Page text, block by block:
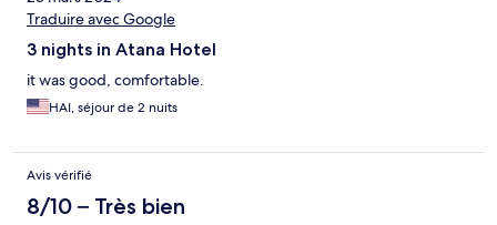
Traduire avec Google
3 nights in Atana Hotel
it was good, comfortable.
HAI, séjour de 2 nuits
Avis vérifié
8/10 – Très bien